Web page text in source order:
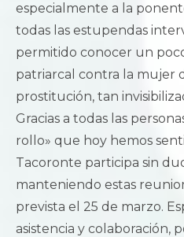
especialmente a la
todas las estupendas
permitido conocer un
patriarcal contra la mujer
prostitución, tan
Gracias a todas las
rollo» que hoy hemos
Tacoronte participa sin
manteniendo estas
prevista el 25 de marzo.
asistencia y colaboración,